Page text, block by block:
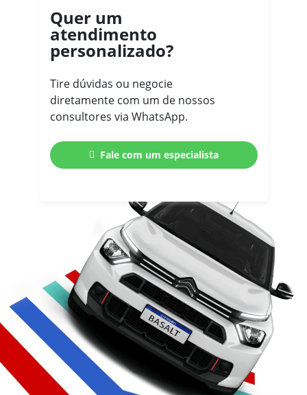
Quer um
atendimento
personalizado?
Tire dúvidas ou negocie
diretamente com um de nossos
consultores via WhatsApp.
Fale com um especialista